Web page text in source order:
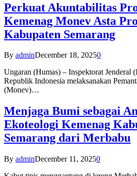
Perkuat Akuntabilitas
Kemenag Monev Asta
Kabupaten Semarang
By adminDecember 18, 20250
Ungaran (Humas) – Inspektorat Jenderal
Republik Indonesia melaksanakan
(Monev)…
Menjaga Bumi sebagai
Ekoteologi Kemenag
Semarang dari Merbabu
By adminDecember 11, 20250